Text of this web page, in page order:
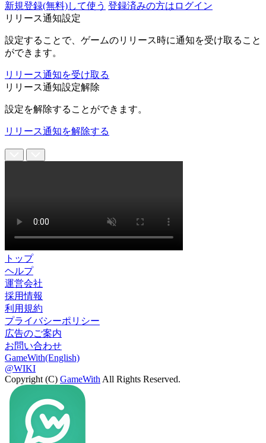
新規登録(無料)して使う 登録済みの方はログイン
リリース通知設定
設定することで、ゲームのリリース時に通知を受け取ること
ができます。
リリース通知を受け取る
リリース通知設定解除
設定を解除することができます。
リリース通知を解除する
トップ
ヘルプ
運営会社
採用情報
利用規約
プライバシーポリシー
広告のご案内
お問い合わせ
GameWith(English)
@WIKI
Copyright (C) GameWith All Rights Reserved.